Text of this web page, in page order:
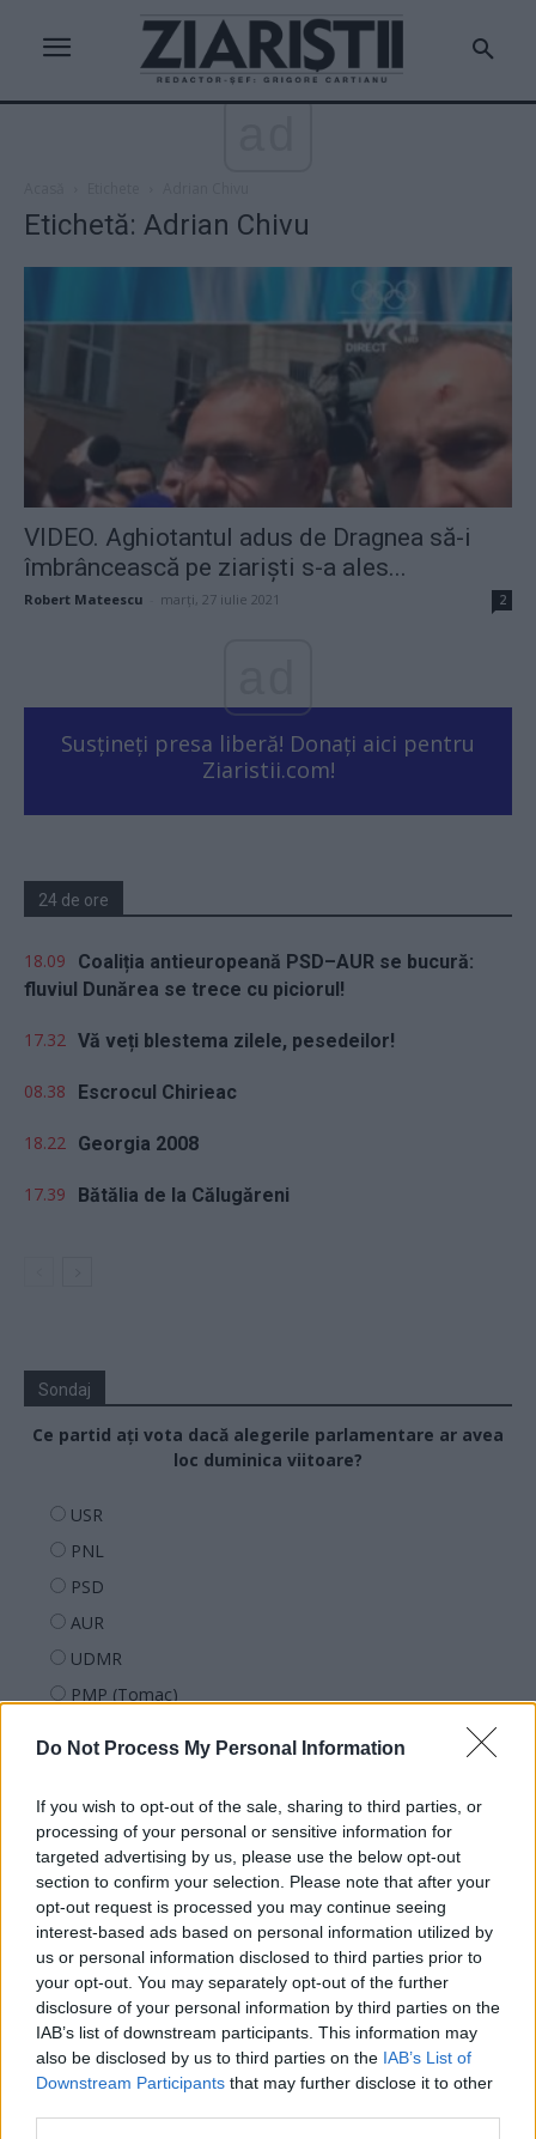
Do Not Process My Personal Information
If you wish to opt-out of the sale, sharing to third parties, or
processing of your personal or sensitive information for
targeted advertising by us, please use the below opt-out
section to confirm your selection. Please note that after your
opt-out request is processed you may continue seeing
interest-based ads based on personal information utilized by
us or personal information disclosed to third parties prior to
your opt-out. You may separately opt-out of the further
disclosure of your personal information by third parties on the
IAB’s list of downstream participants. This information may
also be disclosed by us to third parties on the IAB’s List of
Downstream Participants that may further disclose it to other
Etichetă: Adrian Chivu
VIDEO. Aghiotantul adus de Dragnea să-i
îmbrâncească pe ziariști s-a ales...
Robert Mateescu marți, 27 iulie 2021 2
Susțineți presa liberă! Donați aici pentru
Ziaristii.com!
24 de ore
18.09
Coaliția antieuropeană PSD–AUR se bucură:
fluviul Dunărea se trece cu piciorul!
17.32 Vă veți blestema zilele, pesedeilor!
08.38 Escrocul Chirieac
18.22 Georgia 2008
17.39 Bătălia de la Călugăreni
Sondaj
Ce partid ați vota dacă alegerile parlamentare ar avea
loc duminica viitoare?
USR
PNL
PSD
AUR
UDMR
PMP (Tomac)
REPER
SENS
SOS (Șoșoacă)
POT (Gavrilă)
PACE (Peia)
Acțiunea Conservatoare (Târziu)
PDF (Lazarus)
PUSL (D. Voiculescu)
PNȚCD (Pavelescu)
PNCR (Terheș)